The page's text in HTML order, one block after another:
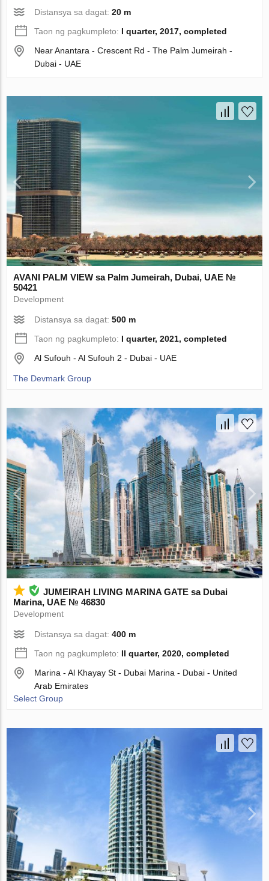
Distansya sa dagat:20 m
Taon ng pagkumpleto: I quarter, 2017, completed
Near Anantara - Crescent Rd - The Palm Jumeirah -
Dubai - UAE
AVANI PALM VIEW sa Palm Jumeirah, Dubai, UAE №
50421
Development
Distansya sa dagat:500 m
Taon ng pagkumpleto: I quarter, 2021, completed
Al Sufouh - Al Sufouh 2 - Dubai - UAE
The Devmark Group
JUMEIRAH LIVING MARINA GATE sa Dubai
Marina, UAE № 46830
Development
Distansya sa dagat:400 m
Taon ng pagkumpleto: II quarter, 2020, completed
Marina - Al Khayay St - Dubai Marina - Dubai - United
Arab Emirates
Select Group